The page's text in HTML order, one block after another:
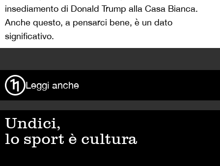
insediamento di Donald Trump alla Casa Bianca.
Anche questo, a pensarci bene, è un dato
significativo.
Leggi anche
Undici,
lo sport è cultura